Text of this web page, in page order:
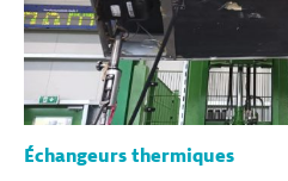
Échangeurs thermiques